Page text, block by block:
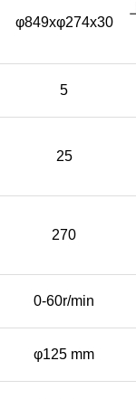
φ849xφ274x30
5
25
270
0-60r/min
φ125 mm